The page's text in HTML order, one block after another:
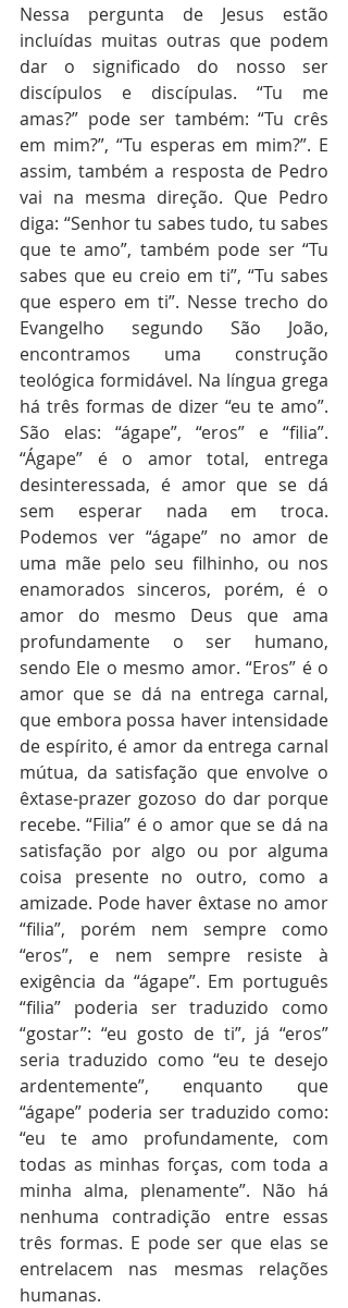
Nessa pergunta de Jesus estão
incluídas muitas outras que podem
dar o significado do nosso ser
discípulos e discípulas. “Tu me
amas?” pode ser também: “Tu crês
em mim?”, “Tu esperas em mim?”. E
assim, também a resposta de Pedro
vai na mesma direção. Que Pedro
diga: “Senhor tu sabes tudo, tu sabes
que te amo”, também pode ser “Tu
sabes que eu creio em ti”, “Tu sabes
que espero em ti”. Nesse trecho do
Evangelho segundo São João,
encontramos uma construção
teológica formidável. Na língua grega
há três formas de dizer “eu te amo”.
São elas: “ágape”, “eros” e “filia”.
“Ágape” é o amor total, entrega
desinteressada, é amor que se dá
sem esperar nada em troca.
Podemos ver “ágape” no amor de
uma mãe pelo seu filhinho, ou nos
enamorados sinceros, porém, é o
amor do mesmo Deus que ama
profundamente o ser humano,
sendo Ele o mesmo amor. “Eros” é o
amor que se dá na entrega carnal,
que embora possa haver intensidade
de espírito, é amor da entrega carnal
mútua, da satisfação que envolve o
êxtase-prazer gozoso do dar porque
recebe. “Filia” é o amor que se dá na
satisfação por algo ou por alguma
coisa presente no outro, como a
amizade. Pode haver êxtase no amor
“filia”, porém nem sempre como
“eros”, e nem sempre resiste à
exigência da “ágape”. Em português
“filia” poderia ser traduzido como
“gostar”: “eu gosto de ti”, já “eros”
seria traduzido como “eu te desejo
ardentemente”, enquanto que
“ágape” poderia ser traduzido como:
“eu te amo profundamente, com
todas as minhas forças, com toda a
minha alma, plenamente”. Não há
nenhuma contradição entre essas
três formas. E pode ser que elas se
entrelacem nas mesmas relações
humanas.